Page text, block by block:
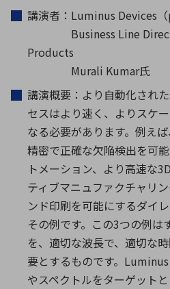
講演者：Luminus Devices（
Business Line
Products
Murali Kumar氏
講演概要：より自動化され
セスはより速く、よりスケ
なる必要があります。例え
精密で正確な欠陥検出を可
トメーション、より高速な
ティブマニュファクチャリ
ンド印刷を可能にするダイ
その例です。この3つの例は
を、適切な波長で、適切な
要とするものです。
やスペクトルをターゲット